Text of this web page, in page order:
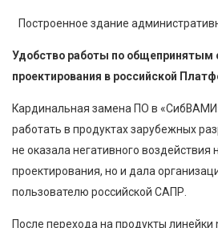
Построенное здание
Удобство работы по общепринятым
проектирования в российской
Кардинальная замена ПО в
работать в продуктах зарубежных
не оказала негативного воздействия
проектирования, но и дала
пользователю российской САПР.
После перехода на продукты линейки